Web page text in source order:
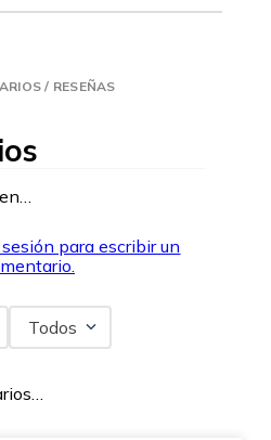
/ RESEÑAS
para escribir un
Todos